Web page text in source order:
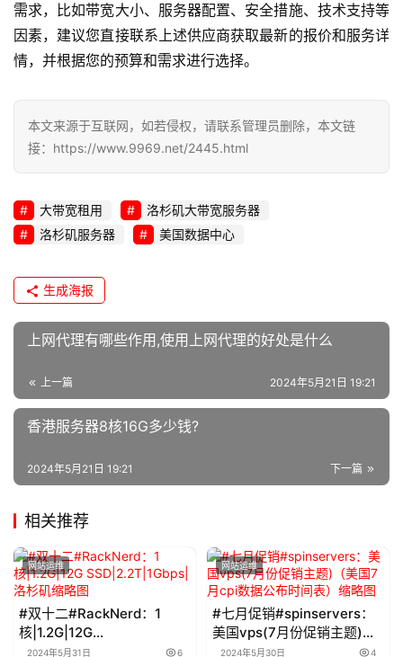
需求，比如带宽大小、服务器配置、安全措施、技术支持等
因素，建议您直接联系上述供应商获取最新的报价和服务详
情，并根据您的预算和需求进行选择。
本文来源于互联网，如若侵权，请联系管理员删除，本文链
接：https://www.9969.net/2445.html
大带宽租用
洛杉矶大带宽服务器
洛杉矶服务器
美国数据中心
生成海报
上网代理有哪些作用,使用上网代理的好处是什么
上一篇 2024年5月21日 19:21
香港服务器8核16G多少钱?
下一篇
2024年5月21日 19:21
相关推荐
网站运维
#双十二#RackNerd：1
核|1.2G|12G
SSD|2.2T|1Gbps|洛杉矶
2024年5月31日 6
网站运维
#七月促销#spinservers：
美国vps(7月份促销主题)
（美国7月cpi数据公布时间
2024年5月30日 4